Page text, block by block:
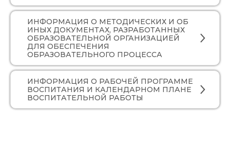
ИНФОРМАЦИЯ О МЕТОДИЧЕСКИХ И ОБ
ИНЫХ ДОКУМЕНТАХ, РАЗРАБОТАННЫХ
ОБРАЗОВАТЕЛЬНОЙ ОРГАНИЗАЦИЕЙ
ДЛЯ ОБЕСПЕЧЕНИЯ
ОБРАЗОВАТЕЛЬНОГО ПРОЦЕССА
ИНФОРМАЦИЯ О РАБОЧЕЙ ПРОГРАММЕ
ВОСПИТАНИЯ И КАЛЕНДАРНОМ ПЛАНЕ
ВОСПИТАТЕЛЬНОЙ РАБОТЫ